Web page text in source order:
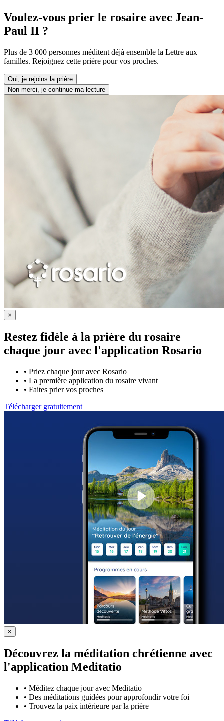
Voulez-vous prier le rosaire avec Jean-
Paul II ?
Plus de 3 000 personnes méditent déjà ensemble la Lettre aux
familles. Rejoignez cette prière pour vos proches.
Oui, je rejoins la prière
Non merci, je continue ma lecture
×
Restez fidèle à la prière du rosaire
chaque jour avec l'application Rosario
• Priez chaque jour avec Rosario
• La première application du rosaire vivant
• Faites prier vos proches
Télécharger gratuitement
×
Découvrez la méditation chrétienne avec
l'application Meditatio
• Méditez chaque jour avec Meditatio
• Des méditations guidées pour approfondir votre foi
• Trouvez la paix intérieure par la prière